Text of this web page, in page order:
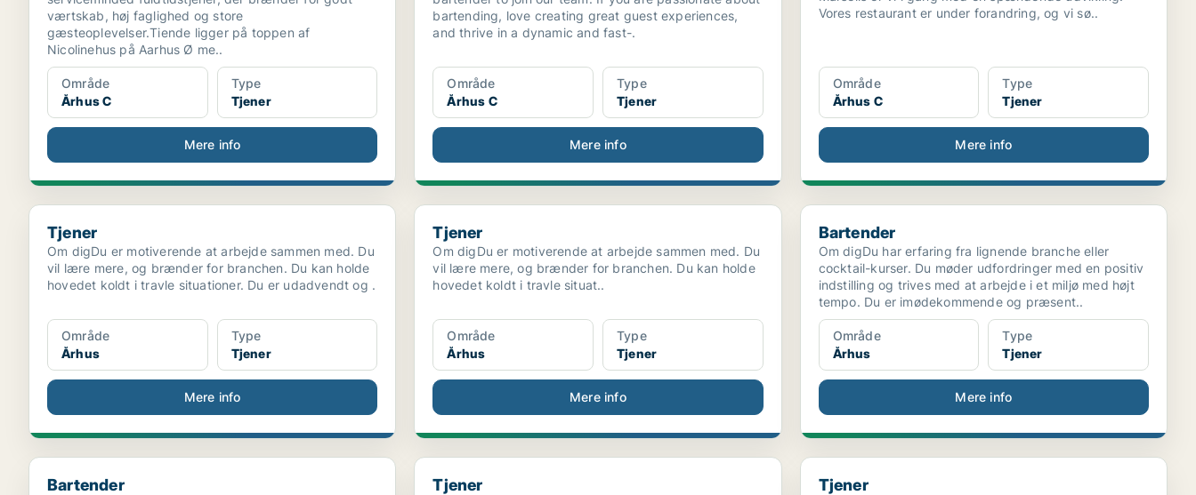
værtskab, høj faglighed og store
gæsteoplevelser.Tiende ligger på toppen af
Nicolinehus på Aarhus Ø me..
Område
Århus C
Type
Tjener
Mere info
bartending, love creating great guest experiences,
and thrive in a dynamic and fast-.
Område
Århus C
Type
Tjener
Mere info
Vores restaurant er under forandring, og vi sø..
Område
Århus C
Type
Tjener
Mere info
Tjener
Tjener
Om digDu er motiverende at arbejde sammen med. Du
vil lære mere, og brænder for branchen. Du kan holde
hovedet koldt i travle situationer. Du er udadvendt og .
Område
Århus
Type
Tjener
Mere info
Tjener
Tjener
Om digDu er motiverende at arbejde sammen med. Du
vil lære mere, og brænder for branchen. Du kan holde
hovedet koldt i travle situat..
Område
Århus
Type
Tjener
Mere info
Bartender
Bartender
Om digDu har erfaring fra lignende branche eller
cocktail-kurser. Du møder udfordringer med en positiv
indstilling og trives med at arbejde i et miljø med højt
tempo. Du er imødekommende og præsent..
Område
Århus
Type
Tjener
Mere info
Bartender
Bartender
Tjener
Tjener
Tjener
Tjener